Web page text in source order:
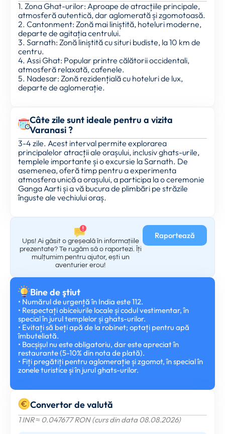
1. Zona Ghat-urilor: Aproape de atracțiile principale,
atmosferă autentică, dar aglomerată și zgomotoasă.
2. Cantonment: Zonă mai liniștită, hoteluri moderne,
departe de agitația centrului.
3. Sarnath: Zonă liniștită cu situri budiste, la 10 km de
centru.
4. Assi Ghat: Popular printre călătorii occidentali,
atmosferă relaxată, cafenele.
5. Nadesar: Zonă rezidențială cu hoteluri de lux,
departe de aglomerație.
Câte zile sunt ideale pentru a vizita
Varanasi ?
3-4 zile. Acest interval permite explorarea
principalelor atracții ale orașului, inclusiv ghats-urile,
templele importante și o excursie la Sarnath. De
asemenea, oferă timp pentru a experimenta
atmosfera unică a orașului, a participa la o ceremonie
Ganga Aarti și a vă bucura de plimbări pe străzile
înguste ale vechiului oraș.
Ups! Ai găsit o greșeală în informațiile
prezentate? Te rugăm să o raportezi. Îți
mulțumim pentru ajutor, ești un
aventurier erou!
Raportează
Bine de ştiut
• Numărul de urgență în India este 112.
• Respectați obiceiurile locale și codul vestimentar, în
special în jurul templelor și ghats-urilor.
• Evitați să beți apă de la robinet; optați pentru apă
îmbuteliată.
• Bacșișul nu este obligatoriu, dar este apreciat în
restaurante (5-10% din nota de plată).
• Fiți pregătiți pentru aglomerație și zgomot, în special în
zonele turistice și în jurul ghats-urilor.
Convertor de valută
1 INR ≈ 0.047677 RON (curs din data 08.08.2026)